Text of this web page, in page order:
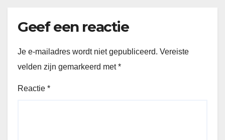
Geef een reactie
Je e-mailadres wordt niet gepubliceerd. Vereiste
velden zijn gemarkeerd met*
Reactie *